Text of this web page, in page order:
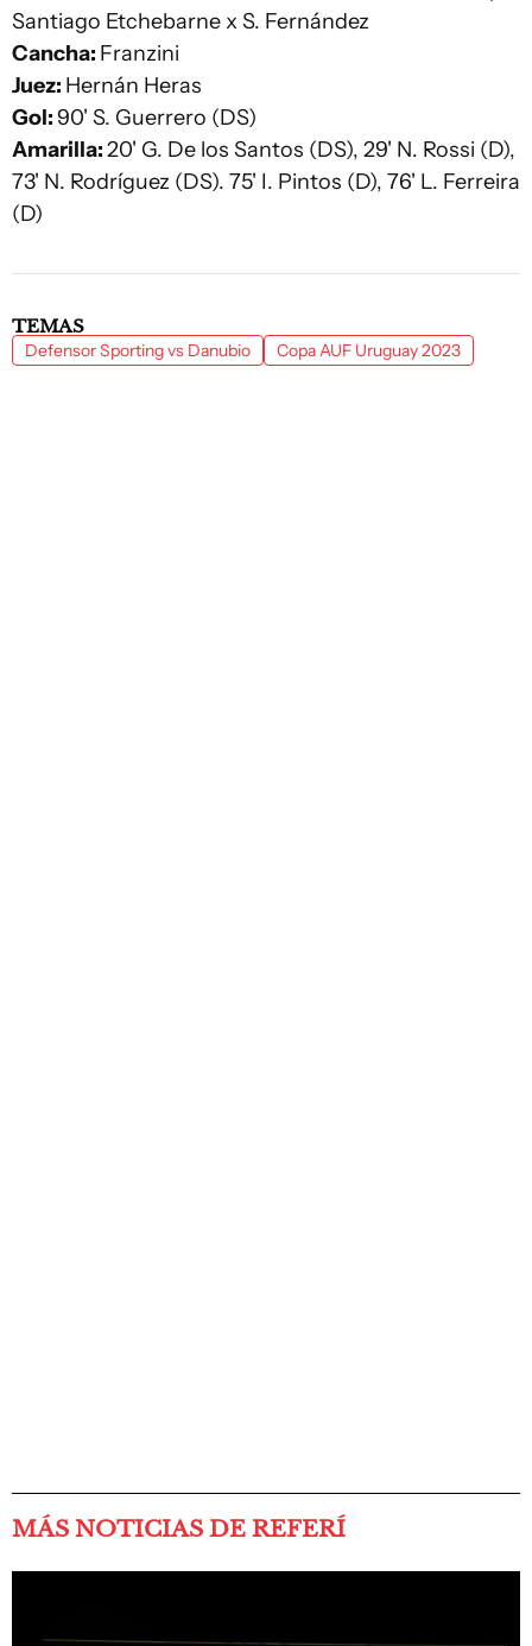
Santiago Etchebarne x S. Fernández
Cancha: Franzini
Juez: Hernán Heras
Gol:90' S. Guerrero (DS)
Amarilla:20' G. De los Santos (DS), 29' N. Rossi (D),
73' N. Rodríguez (DS). 75' I. Pintos (D), 76' L. Ferreira
(D)
TEMAS
Defensor Sporting vs Danubio Copa AUF Uruguay 2023
MÁS NOTICIAS DE REFERÍ